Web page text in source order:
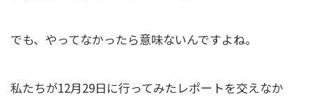
でも、やってなかったら意味ないんですよね。
私たちが12月29日に行ってみたレポートを交えなか